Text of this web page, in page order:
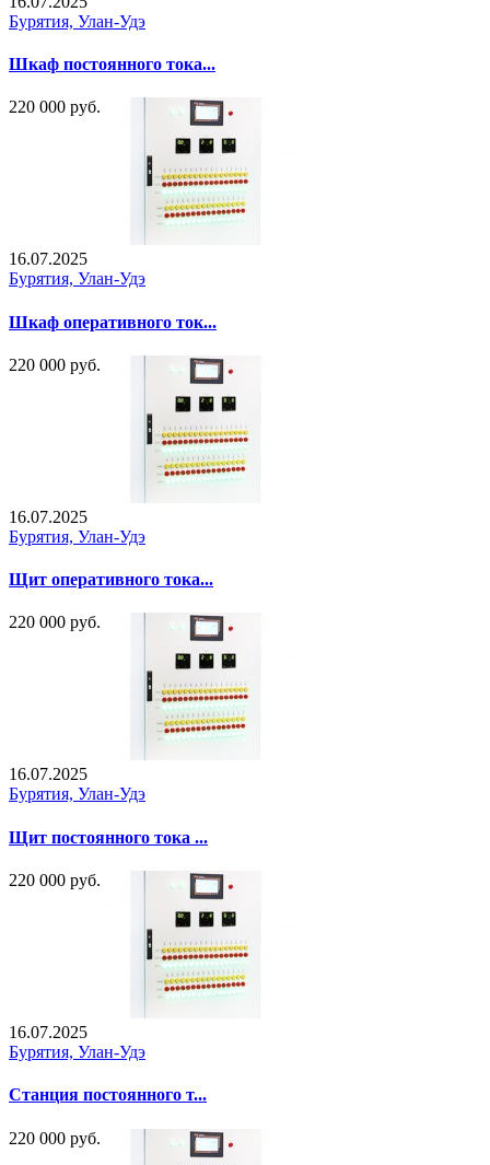
Бурятия, Улан-Удэ
Шкаф постоянного тока...
220 000 руб.
16.07.2025
Бурятия, Улан-Удэ
Шкаф оперативного ток...
220 000 руб.
16.07.2025
Бурятия, Улан-Удэ
Щит оперативного тока...
220 000 руб.
16.07.2025
Бурятия, Улан-Удэ
Щит постоянного тока ...
220 000 руб.
16.07.2025
Бурятия, Улан-Удэ
Станция постоянного т...
220 000 руб.